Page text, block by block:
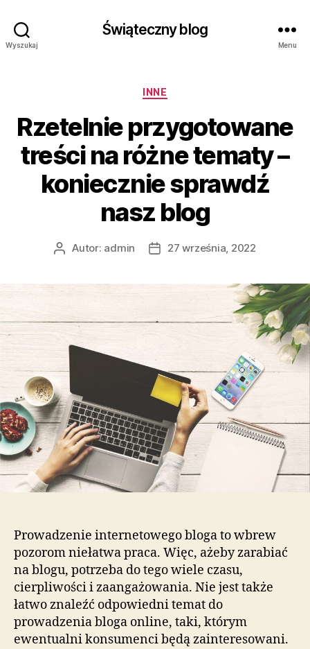
Wyszukaj
Świąteczny blog
Menu
Kategorie
INNE
Rzetelnie przygotowane
treści na różne tematy –
koniecznie sprawdź
nasz blog
AutorAutor: admin
Data27 września, 2022
Prowadzenie internetowego bloga to wbrew
pozorom niełatwa praca. Więc, ażeby zarabiać
na blogu, potrzeba do tego wiele czasu,
cierpliwości i zaangażowania. Nie jest także
łatwo znaleźć odpowiedni temat do
prowadzenia bloga online, taki, którym
ewentualni konsumenci będą zainteresowani.